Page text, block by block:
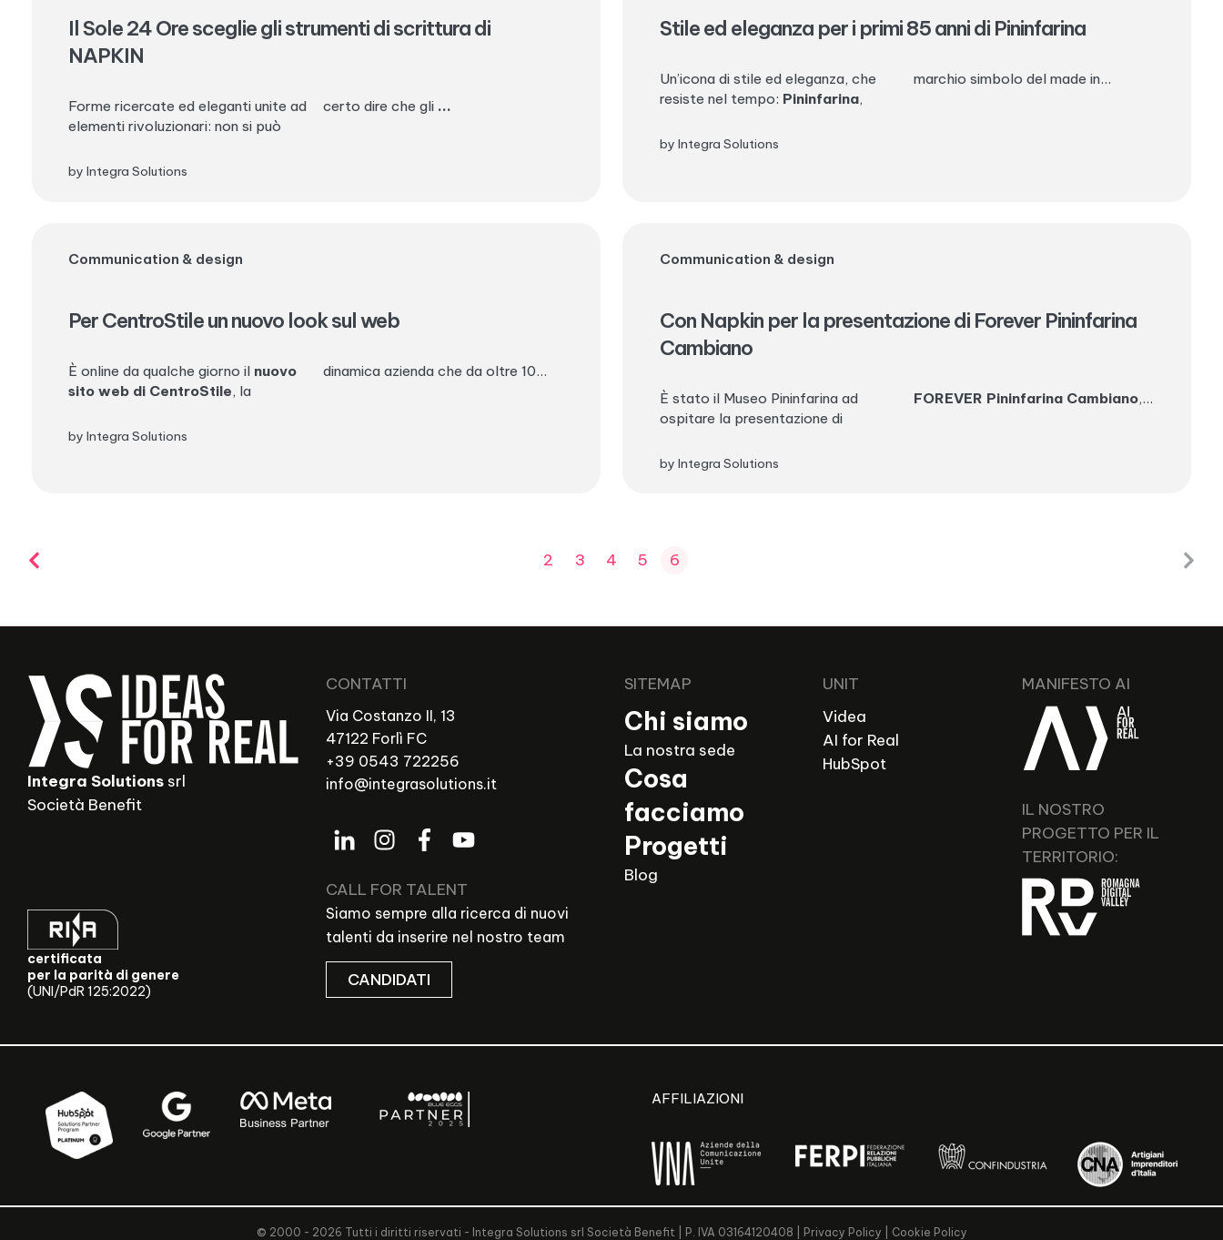
Il Sole 24 Ore sceglie gli strumenti di scrittura di
NAPKIN
Forme ricercate ed eleganti unite ad
elementi rivoluzionari: non si può
certo dire che gli ...
by Integra Solutions
Stile ed eleganza per i primi 85 anni di Pininfarina
Un’icona di stile ed eleganza, che
resiste nel tempo: Pininfarina,
marchio simbolo del made in...
by Integra Solutions
Communication & design
Per CentroStile un nuovo look sul web
È online da qualche giorno il nuovo
sito web di CentroStile, la
dinamica azienda che da oltre 10...
by Integra Solutions
Communication & design
Con Napkin per la presentazione di Forever Pininfarina
Cambiano
È stato il Museo Pininfarina ad
ospitare la presentazione di
FOREVER Pininfarina Cambiano,...
by Integra Solutions
2 3 4 5 6
Integra Solutions srl
Società Benefit
certificata
per la parità di genere
(UNI/PdR 125:2022)
CONTATTI
Via Costanzo II, 13
47122 Forlì FC
+39 0543 722256
info@integrasolutions.it
CALL FOR TALENT
Siamo sempre alla ricerca di nuovi
talenti da inserire nel nostro team
CANDIDATI
SITEMAP
Chi siamo
La nostra sede
Cosa
facciamo
Progetti
Blog
UNIT
Videa
AI for Real
HubSpot
MANIFESTO AI
IL NOSTRO
PROGETTO PER IL
TERRITORIO:
AFFILIAZIONI
© 2000 - 2026 Tutti i diritti riservati - Integra Solutions srl Società Benefit | P. IVA 03164120408 | Privacy Policy Cookie Policy